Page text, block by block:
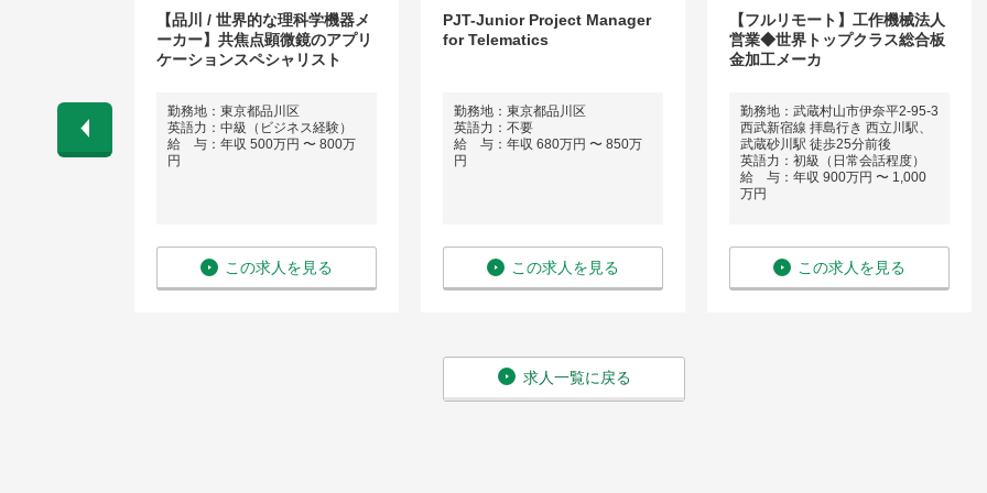
【品川 / 世界的な理科学機器メ
ーカー】共焦点顕微鏡のアプリ
ケーションスペシャリスト
勤務地：東京都品川区
英語力：中級（ビジネス経験）
給 与：年収 500万円 〜 800万
円
この求人を見る
PJT-Junior Project Manager
for Telematics
勤務地：東京都品川区
英語力：不要
給 与：年収 680万円 〜 850万
円
この求人を見る
【フルリモート】工作機械法人
営業◆世界トップクラス総合板
金加工メーカ
勤務地：武蔵村山市伊奈平2-95-3
西武新宿線 拝島行き 西立川駅、
武蔵砂川駅 徒歩25分前後
英語力：初級（日常会話程度）
給 与：年収 900万円 〜 1,000
万円
この求人を見る
求人一覧に戻る